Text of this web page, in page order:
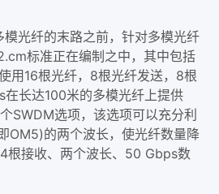
光纤的末路之前，针对多模光纤
标准正在编制之中，其中包括
用16根光纤，8根光纤发送，8根
长达100米的多模光纤上提供
SWDM选项，该选项可以充分利
OM5)的两个波长，使光纤数量降
根接收、两个波长、50 Gbps数